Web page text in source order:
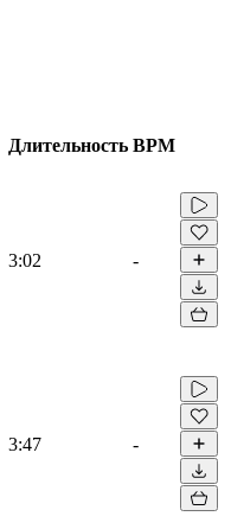
Длительность BPM
3:02 -
3:47 -